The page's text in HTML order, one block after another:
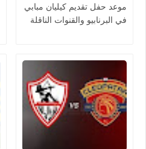
موعد حفل تقديم كيليان مبابي
في البرنابيو والقنوات الناقلة